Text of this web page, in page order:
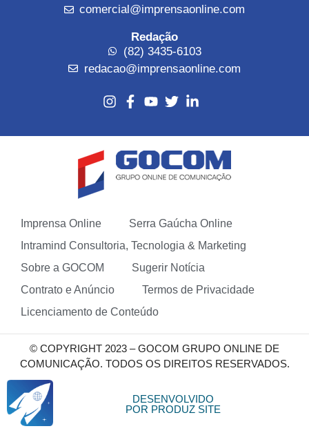
comercial@imprensaonline.com
Redação
(82) 3435-6103
redacao@imprensaonline.com
Imprensa Online
Serra Gaúcha Online
Intramind Consultoria, Tecnologia & Marketing
Sobre a GOCOM
Sugerir Notícia
Contrato e Anúncio
Termos de Privacidade
Licenciamento de Conteúdo
© COPYRIGHT 2023 – GOCOM GRUPO ONLINE DE
COMUNICAÇÃO. TODOS OS DIREITOS RESERVADOS.
DESENVOLVIDO
POR PRODUZ SITE